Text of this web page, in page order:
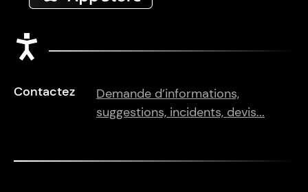
Contactez
Demande d’informations,
suggestions, incidents, devis...